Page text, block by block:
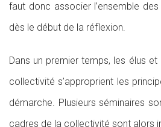
faut donc associer l’ensemble
dès le début de la réflexion.
Dans un premier temps, les élus
collectivité s’approprient les
démarche. Plusieurs séminaires
cadres de la collectivité sont alors